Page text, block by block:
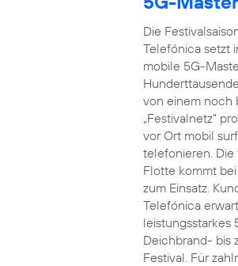
Die
Telefónica setzt
mobile 5G-
von einem noch
„Festivalnetz“
vor Ort mobil
telefonieren.
Flotte kommt
zum Einsatz.
Telefónica
leistungsstarkes
Deichbrand- bis
Festival. Für